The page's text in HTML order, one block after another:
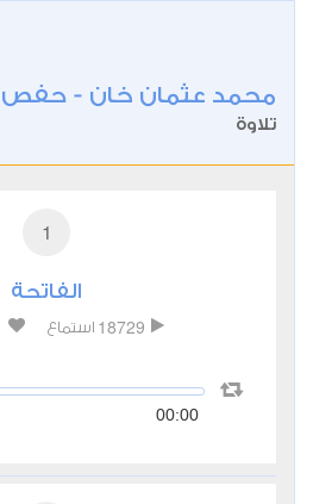
محمد عثمان خان -
تلاوة
1
الفاتحة
18729 استماع
00:00